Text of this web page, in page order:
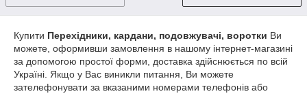
Купити Перехідники, кардани, подовжувачі, воротки Ви
можете, оформивши замовлення в нашому інтернет-магазині
за допомогою простої форми, доставка здійснюється по всій
Україні. Якщо у Вас виникли питання, Ви можете
зателефонувати за вказаними номерами телефонів або